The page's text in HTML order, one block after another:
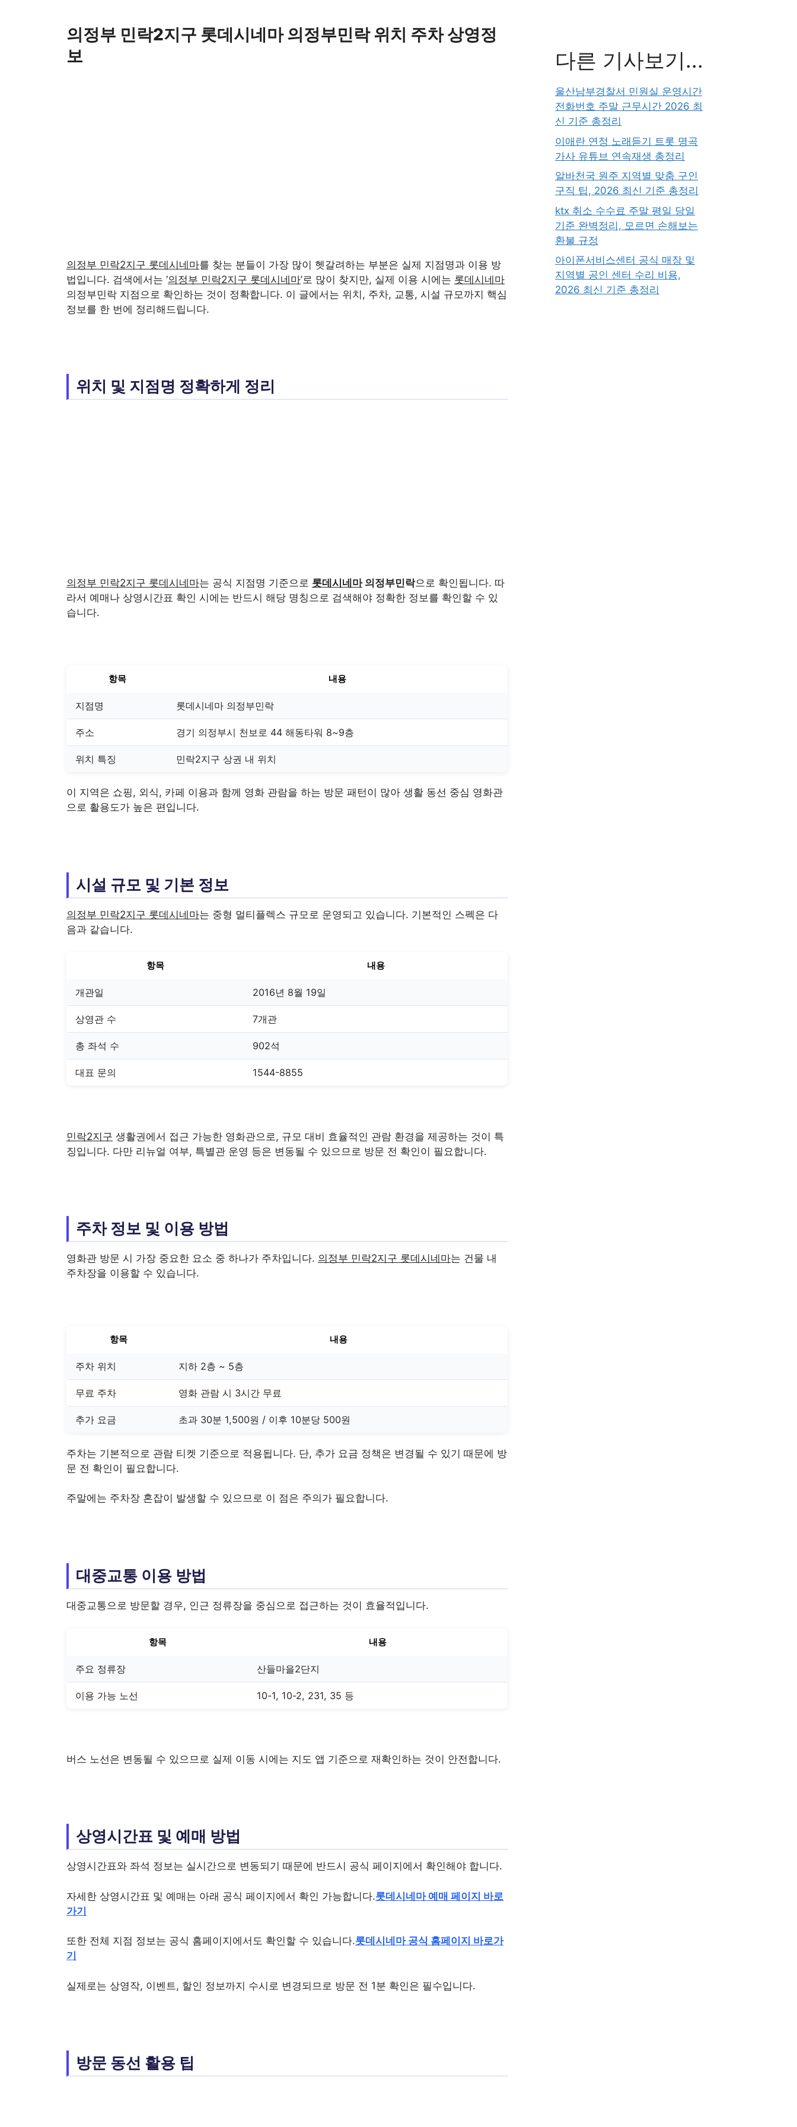
의정부 민락2지구 롯데시네마 의정부민락 위치 주차 상영정
보
의정부 민락2지구 롯데시네마를 찾는 분들이 가장 많이 헷갈려하는 부분은 실제 지점명과 이용 방
법입니다. 검색에서는 ‘의정부 민락2지구 롯데시네마’로 많이 찾지만, 실제 이용 시에는 롯데시네마
의정부민락 지점으로 확인하는 것이 정확합니다. 이 글에서는 위치, 주차, 교통, 시설 규모까지 핵심
정보를 한 번에 정리해드립니다.
위치 및 지점명 정확하게 정리
의정부 민락2지구 롯데시네마는 공식 지점명 기준으로 롯데시네마의정부민락으로 확인됩니다. 따
라서 예매나 상영시간표 확인 시에는 반드시 해당 명칭으로 검색해야 정확한 정보를 확인할 수 있
습니다.
항목 내용
지점명 롯데시네마 의정부민락
주소 경기 의정부시 천보로 44 해동타워 8~9층
위치 특징 민락2지구 상권 내 위치
이 지역은 쇼핑, 외식, 카페 이용과 함께 영화 관람을 하는 방문 패턴이 많아 생활 동선 중심 영화관
으로 활용도가 높은 편입니다.
시설 규모 및 기본 정보
의정부 민락2지구 롯데시네마는 중형 멀티플렉스 규모로 운영되고 있습니다. 기본적인 스펙은 다
음과 같습니다.
항목 내용
개관일 2016년 8월 19일
상영관 수 7개관
총 좌석 수 902석
대표 문의 1544-8855
민락2지구 생활권에서 접근 가능한 영화관으로, 규모 대비 효율적인 관람 환경을 제공하는 것이 특
징입니다. 다만 리뉴얼 여부, 특별관 운영 등은 변동될 수 있으므로 방문 전 확인이 필요합니다.
주차 정보 및 이용 방법
영화관 방문 시 가장 중요한 요소 중 하나가 주차입니다. 의정부 민락2지구 롯데시네마는 건물 내
주차장을 이용할 수 있습니다.
항목 내용
주차 위치 지하 2층 ~ 5층
무료 주차 영화 관람 시 3시간 무료
추가 요금 초과 30분 1,500원 / 이후 10분당 500원
주차는 기본적으로 관람 티켓 기준으로 적용됩니다. 단, 추가 요금 정책은 변경될 수 있기 때문에 방
문 전 확인이 필요합니다.
주말에는 주차장 혼잡이 발생할 수 있으므로 이 점은 주의가 필요합니다.
대중교통 이용 방법
대중교통으로 방문할 경우, 인근 정류장을 중심으로 접근하는 것이 효율적입니다.
항목 내용
주요 정류장 산들마을2단지
이용 가능 노선 10-1, 10-2, 231, 35 등
버스 노선은 변동될 수 있으므로 실제 이동 시에는 지도 앱 기준으로 재확인하는 것이 안전합니다.
상영시간표 및 예매 방법
상영시간표와 좌석 정보는 실시간으로 변동되기 때문에 반드시 공식 페이지에서 확인해야 합니다.
자세한 상영시간표 및 예매는 아래 공식 페이지에서 확인 가능합니다.롯데시네마 예매 페이지 바로
가기
또한 전체 지점 정보는 공식 홈페이지에서도 확인할 수 있습니다.롯데시네마 공식 홈페이지 바로가
기
실제로는 상영작, 이벤트, 할인 정보까지 수시로 변경되므로 방문 전 1분 확인은 필수입니다.
방문 동선 활용 팁
다른 기사보기...
울산남부경찰서 민원실 운영시간
전화번호 주말 근무시간 2026 최
신 기준 총정리
이애란 연정 노래듣기 트롯 명곡
가사 유튜브 연속재생 총정리
알바천국 원주 지역별 맞춤 구인
구직 팁, 2026 최신 기준 총정리
ktx 취소 수수료 주말 평일 당일
기준 완벽정리, 모르면 손해보는
환불 규정
아이폰서비스센터 공식 매장 및
지역별 공인 센터 수리 비용,
2026 최신 기준 총정리